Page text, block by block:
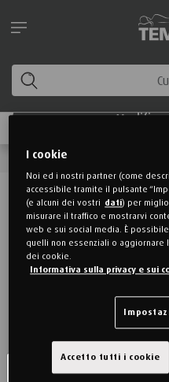
Stai visualizzando il sito
tue preferenze in qualsiasi
IL TUO
CONTINUA
NON
NOVITÀ O
Iscriviti alla newsletter di
accetti di ricevere via email
novità, recensioni e promozioni
Per maggiori informazioni
personali, consulta la nostra
I cookie
Noi ed i nostri partner (come
accessibile tramite il pulsante
(e alcuni dei vostri dati) per
misurare il traffico e mostrarvi
web e sui social media. È
quelli non essenziali o
dei cookie.
Informativa sulla privacy e sui
Accetto tutti i cookie